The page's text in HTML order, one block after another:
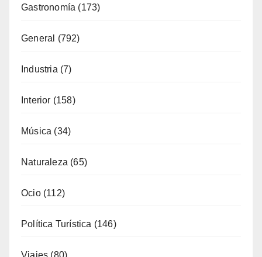
Formación(51)
Fotoperiodismo
Gastronomía
General(792)
Industria(7)
Interior(158)
Música(34)
Naturaleza(65)
Ocio(112)